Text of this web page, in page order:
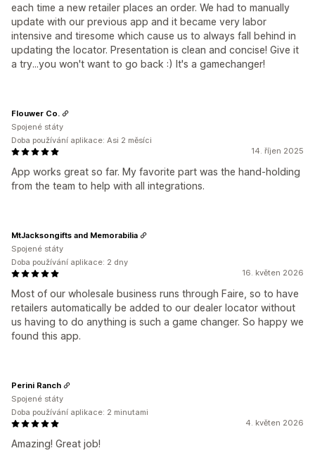
each time a new retailer places an order. We had to manually
update with our previous app and it became very labor
intensive and tiresome which cause us to always fall behind in
updating the locator. Presentation is clean and concise! Give it
a try...you won't want to go back :) It's a gamechanger!
14. říjen 2025
App works great so far. My favorite part was the hand-holding
from the team to help with all integrations.
Flouwer Co.
Spojené státy
Doba používání aplikace: Asi 2 měsíci
16. květen 2026
Most of our wholesale business runs through Faire, so to have
retailers automatically be added to our dealer locator without
us having to do anything is such a game changer. So happy we
found this app.
MtJacksongifts and Memorabilia
Spojené státy
Doba používání aplikace: 2 dny
4. květen 2026
Amazing! Great job!
Perini Ranch
Spojené státy
Doba používání aplikace: 2 minutami